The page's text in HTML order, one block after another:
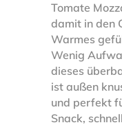
Tomate
damit in den
Warmes
Wenig
dieses
ist außen
und perfekt
Snack,